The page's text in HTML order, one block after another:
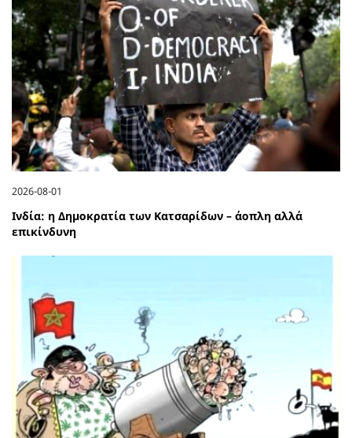
2026-08-01
Ινδία: η Δημοκρατία των Κατσαρίδων – άοπλη αλλά
επικίνδυνη